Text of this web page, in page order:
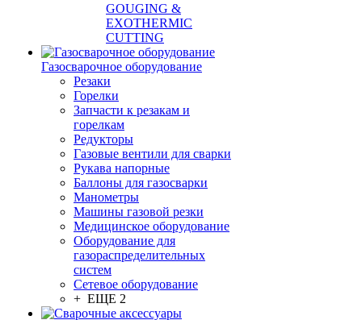
GOUGING &
EXOTHERMIC
CUTTING
Газосварочное оборудование
Резаки
Горелки
Запчасти к резакам и
горелкам
Редукторы
Газовые вентили для сварки
Рукава напорные
Баллоны для газосварки
Манометры
Машины газовой резки
Медицинское оборудование
Оборудование для
газораспределительных
систем
Сетевое оборудование
+ ЕЩЕ 2